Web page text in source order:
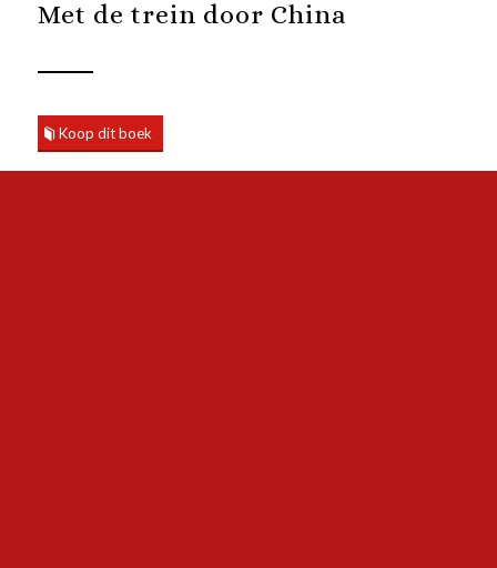
Met de trein door China
Koop dit boek